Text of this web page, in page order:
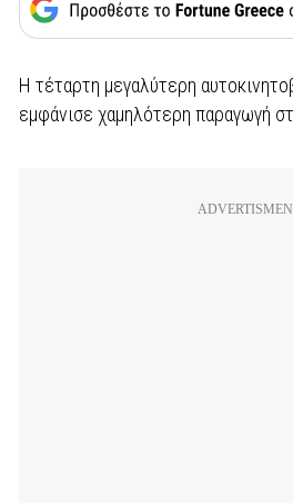
Η τέταρτη μεγαλύτερη
εμφάνισε χαμηλότερη παραγωγή